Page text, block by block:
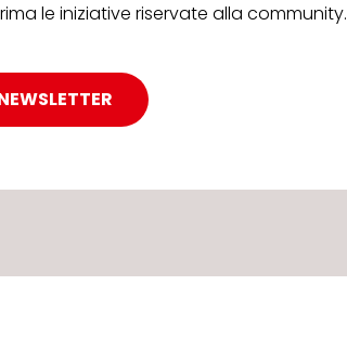
le iniziative riservate alla community.